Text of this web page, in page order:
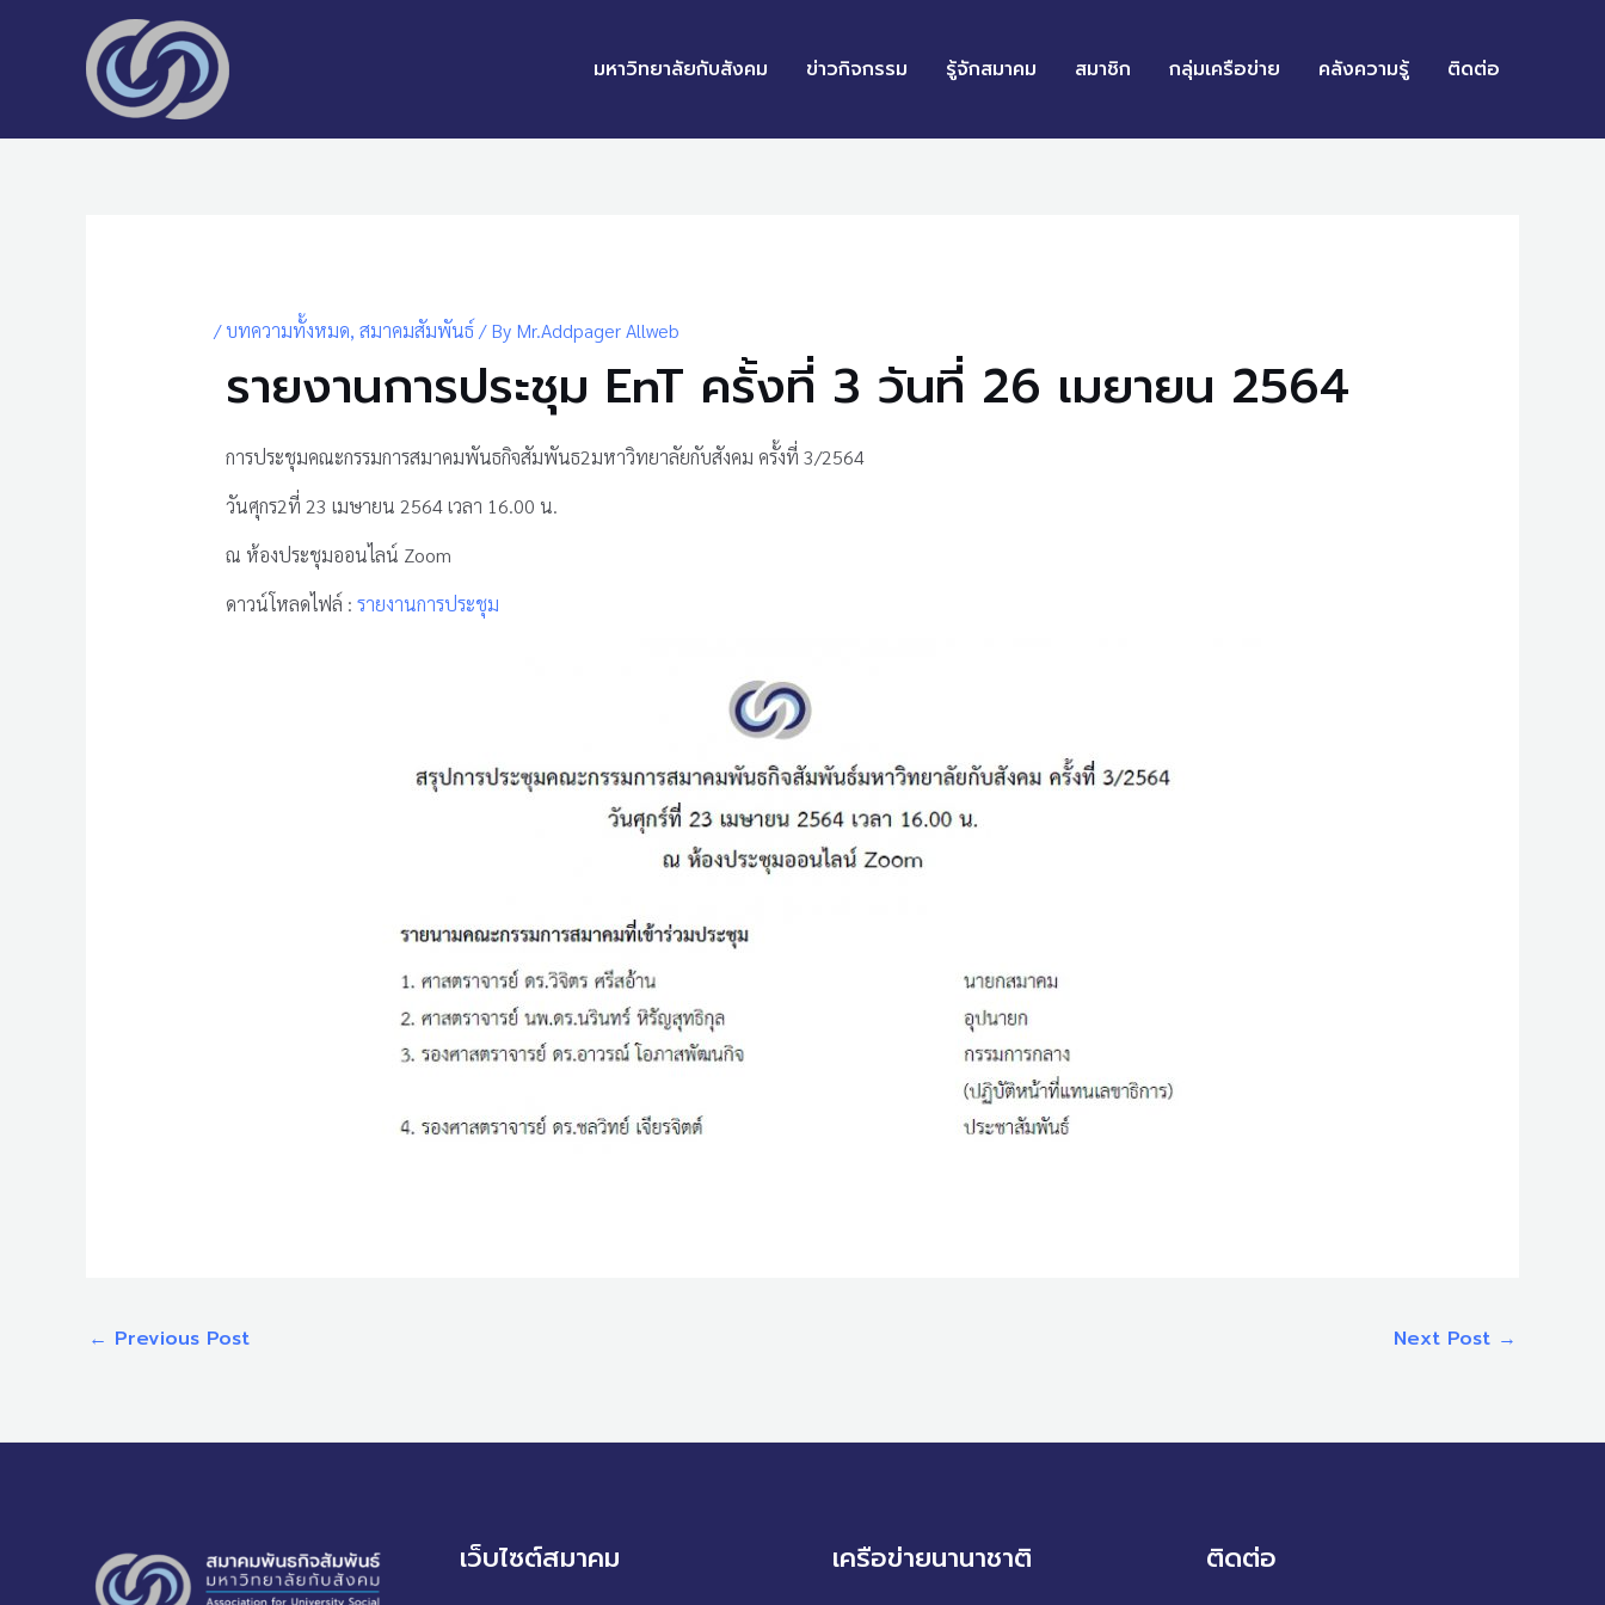
มหาวิทยาลัยกับสังคม ข่าวกิจกรรม รู้จักสมาคม สมาชิก กลุ่มเครือข่าย คลังความรู้ ติดต่อ
/บทความทั้งหมด, สมาคมสัมพันธ์/ By Mr.Addpager Allweb
รายงานการประชุม EnT ครั้งที่ 3 วันที่ 26 เมยายน 2564
การประชุมคณะกรรมการสมาคมพันธกิจสัมพันธ2มหาวิทยาลัยกับสังคม ครั้งที่ 3/2564
วันศุกร2ที่ 23 เมษายน 2564 เวลา 16.00 น.
ณ ห้องประชุมออนไลน์ Zoom
ดาวน์โหลดไฟล์ : รายงานการประชุม
← Previous Post Next Post →
เว็บไซต์สมาคม เครือข่ายนานาชาติ ติดต่อ